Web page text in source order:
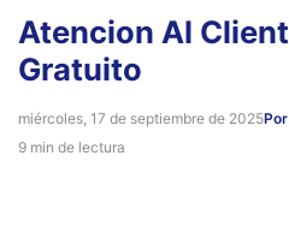
Atencion Al
Gratuito
miércoles, 17 de septiembre de 2025
9 min de lectura